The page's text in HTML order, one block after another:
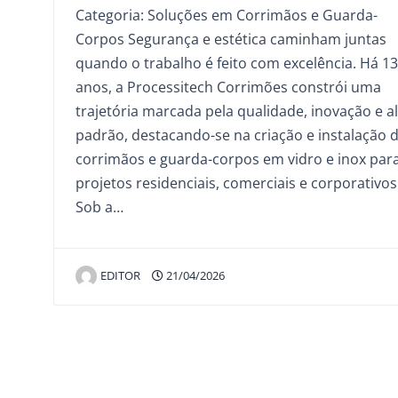
Categoria: Soluções em Corrimãos e Guarda-
Corpos Segurança e estética caminham juntas
quando o trabalho é feito com excelência. Há 13
anos, a Processitech Corrimões constrói uma
trajetória marcada pela qualidade, inovação e
padrão, destacando-se na criação e instalação
corrimãos e guarda-corpos em vidro e inox
projetos residenciais, comerciais e
Sob a…
EDITOR 21/04/2026